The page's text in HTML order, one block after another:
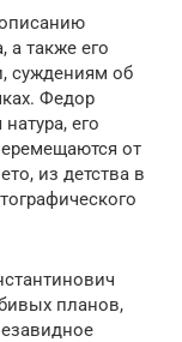
также его
суждениям об
Федор
его
от
из детства в
планов,